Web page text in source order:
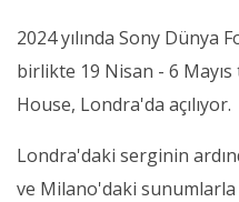
2024 yılında Sony Dünya
birlikte 19 Nisan - 6
House, Londra'da açılıyor.
Londra'daki serginin
ve Milano'daki sunumlarla